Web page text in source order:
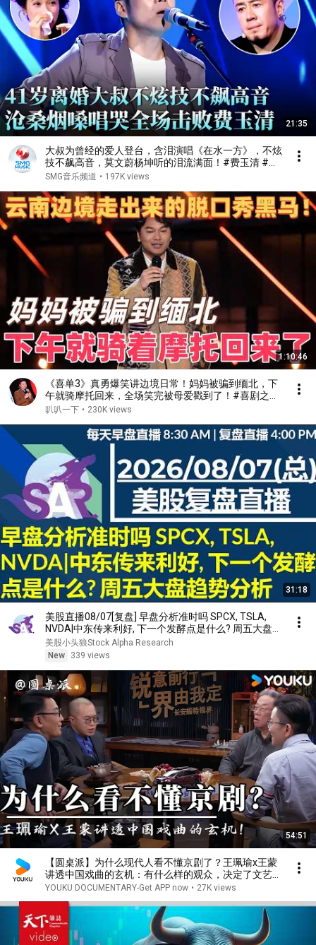
21:35
大叔为曾经的爱人登台，含泪演唱《在水一方》，不炫
技不飙高音，莫文蔚杨坤听的泪流满面！#费玉清 #任
柏儒 #天籁之战1 精华版 clip
SMG音乐频道 • 197K views
1:10:46
《喜单3》真勇爆笑讲边境日常！妈妈被骗到缅北，下
午就骑摩托回来，全场笑完被母爱戳到了！#喜剧之王
单口季 #脱口秀 #搞笑 #喜剧 #funny #综艺
叭叭一下 • 230K views
31:18
美股直播08/07[复盘] 早盘分析准时吗 SPCX, TSLA,
NVDA|中东传来利好, 下一个发酵点是什么? 周五大盘趋
势分析
美股小头狼Stock Alpha Research
New
339 views
54:51
【圆桌派】为什么现代人看不懂京剧了？王珮瑜x王蒙
讲透中国戏曲的玄机：有什么样的观众，决定了文艺作
品能走多远！| 圆桌派 第三季 | 优酷纪实人文 YOUKU
YOUKU DOCUMENTARY-Get APP now • 27K views